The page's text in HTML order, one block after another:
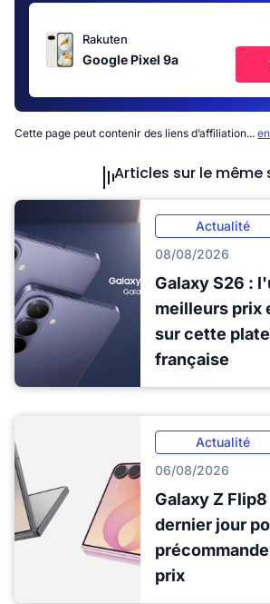
Rakuten
Google Pixel 9a
Cette page peut contenir des liens d’affiliation...
Articles sur le même
Actualité
08/08/2026
Galaxy S26 :
meilleurs prix
sur cette
française
Actualité
06/08/2026
Galaxy Z
dernier jour
prix